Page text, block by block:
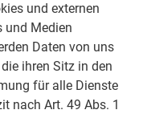
und externen
und Medien
Daten von uns
ihren Sitz in den
für alle Dienste
nach Art. 49 Abs. 1
Regelwerken sind
für die
PREFA wie folgt